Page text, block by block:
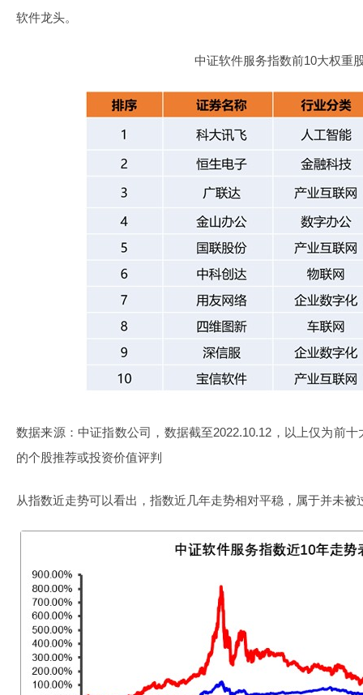
软件龙头。
中证软件服务指数前10大权重
数据来源：中证指数公司，数据截至2022.10.12，以上仅为前
的个股推荐或投资价值评判
从指数近走势可以看出，指数近几年走势相对平稳，属于并未